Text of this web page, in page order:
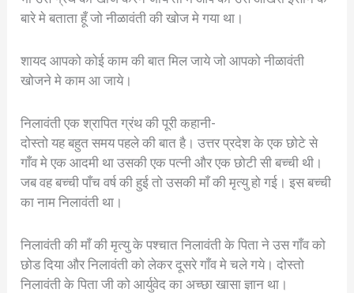
बारे मे बताता हूँ जो नीळावंती की खोज मे गया था।
शायद आपको कोई काम की बात मिल जाये जो आपको नीळावंती
खोजने मे काम आ जाये।
निलावंती एक श्रापित ग्रंथ की पूरी कहानी-
दोस्तो यह बहुत समय पहले की बात है। उत्तर प्रदेश के एक छोटे से
गाँव मे एक आदमी था उसकी एक पत्नी और एक छोटी सी बच्ची थी।
जब वह बच्ची पाँच वर्ष की हुई तो उसकी माँ की मृत्यु हो गई। इस बच्ची
का नाम निलावंती था।
निलावंती की माँ की मृत्यु के पश्चात निलावंती के पिता ने उस गाँव को
छोड दिया और निलावंती को लेकर दूसरे गाँव मे चले गये। दोस्तो
निलावंती के पिता जी को आर्युवेद का अच्छा खासा ज्ञान था।